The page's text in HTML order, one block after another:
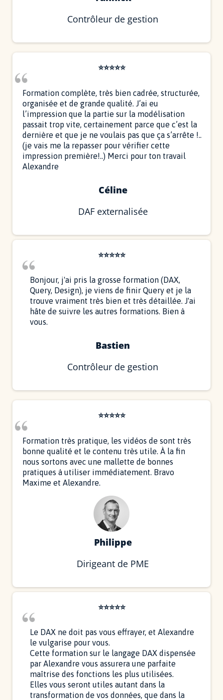
Contrôleur de gestion
⭐⭐⭐⭐⭐
Formation complète, très bien cadrée, structurée,
organisée et de grande qualité. J’ai eu
l’impression que la partie sur la modélisation
passait trop vite, certainement parce que c’est la
dernière et que je ne voulais pas que ça s’arrête !..
(je vais me la repasser pour vérifier cette
impression première!..) Merci pour ton travail
Alexandre
Céline
DAF externalisée
⭐⭐⭐⭐⭐
Bonjour, j'ai pris la grosse formation (DAX,
Query, Design), je viens de finir Query et je la
trouve vraiment très bien et très détaillée. J'ai
hâte de suivre les autres formations. Bien à
vous.
Bastien
Contrôleur de gestion
⭐⭐⭐⭐⭐
Formation très pratique, les vidéos de sont très
bonne qualité et le contenu très utile. À la fin
nous sortons avec une mallette de bonnes
pratiques à utiliser immédiatement. Bravo
Maxime et Alexandre.
Philippe
Dirigeant de PME
⭐⭐⭐⭐⭐
Le DAX ne doit pas vous effrayer, et Alexandre
le vulgarise pour vous.
Cette formation sur le langage DAX dispensée
par Alexandre vous assurera une parfaite
maîtrise des fonctions les plus utilisées.
Elles vous seront utiles autant dans la
transformation de vos données, que dans la